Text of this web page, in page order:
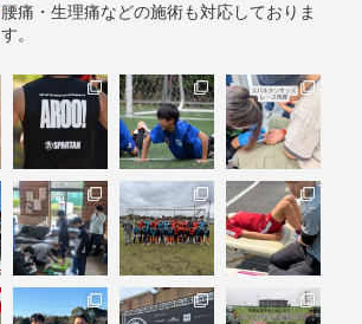
腰痛・生理痛などの施術も対応しておりま
す。